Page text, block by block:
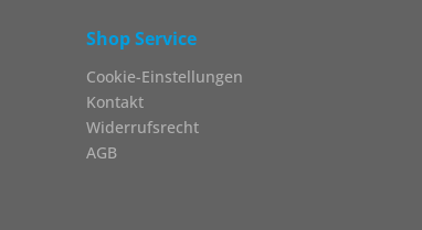
Shop Service
Cookie-Einstellungen
Kontakt
Widerrufsrecht
AGB